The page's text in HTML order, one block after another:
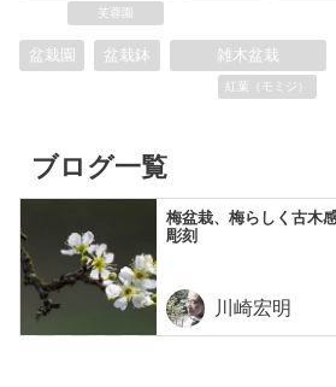
芙蓉園
盆栽園 盆栽鉢 雑木盆栽
紅葉（モミジ）
ブログ一覧
梅盆栽、梅らしく古木
彫刻
川崎宏明